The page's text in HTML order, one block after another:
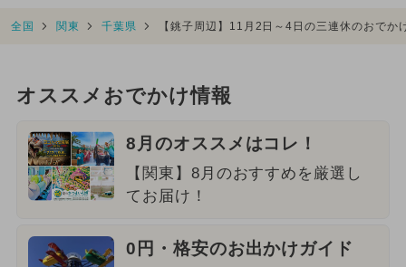
全国 関東 千葉県 【銚子周辺】11月2日～4日の三連休のおで
オススメおでかけ情報
8月のオススメはコレ！
【関東】8月のおすすめを厳選し
てお届け！
0円・格安のお出かけガイド